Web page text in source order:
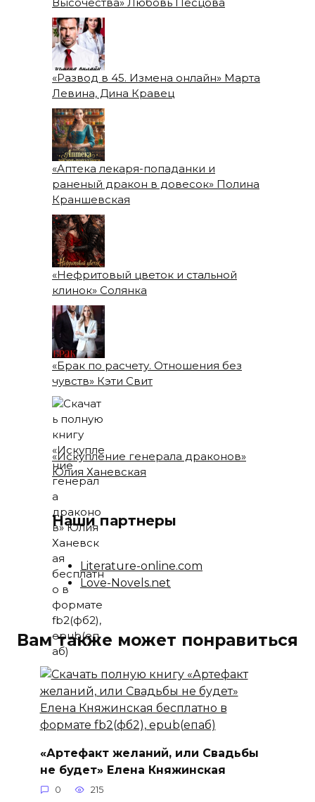
«Развод в 45. Измена онлайн» Марта
Левина, Дина Кравец
«Аптека лекаря-попаданки и
раненый дракон в довесок» Полина
Краншевская
«Нефритовый цветок и стальной
клинок» Солянка
«Брак по расчету. Отношения без
чувств» Кэти Свит
«Искупление генерала драконов»
Юлия Ханевская
Наши партнеры
Literature-online.com
Love-Novels.net
Вам также может понравиться
«Артефакт желаний, или Свадьбы
не будет» Елена Княжинская
0 215